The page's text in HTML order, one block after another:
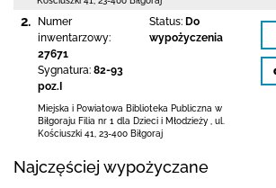
2.
Numer
inwentarzowy:
27671
Sygnatura: 82-93
poz.I
Status: Do
wypożyczenia
Miejska i Powiatowa Biblioteka Publiczna w
Biłgoraju Filia nr 1 dla Dzieci i Młodzieży, ul.
Kościuszki 41
23-400 Biłgoraj
Najczęściej wypożyczane